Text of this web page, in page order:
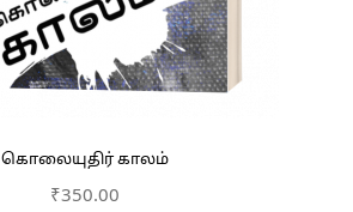
கொலையுதிர் காலம்
₹350.00